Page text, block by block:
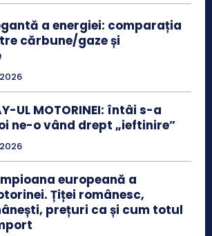
a energiei: comparația
cărbune/gaze și
UL MOTORINEI: întâi s-a
ne-o vând drept „ieftinire”
europeană a
Țiței românesc,
prețuri ca și cum totul